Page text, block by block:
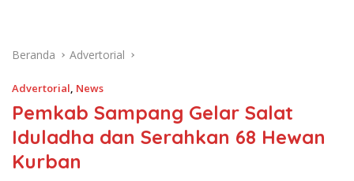
Beranda Advertorial
Advertorial, News
Pemkab Sampang Gelar Salat
Iduladha dan Serahkan 68 Hewan
Kurban